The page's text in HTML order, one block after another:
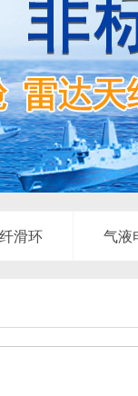
滑环 气液